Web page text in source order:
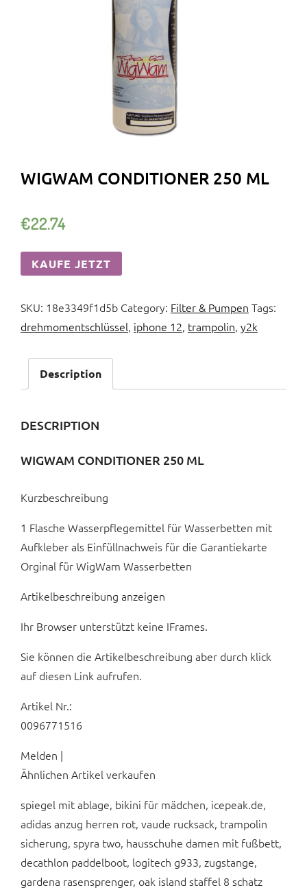
WIGWAM CONDITIONER 250 ML
€22.74
KAUFE JETZT
SKU: 18e3349f1d5b Category: Filter & Pumpen Tags:
drehmomentschlüssel, iphone 12, trampolin, y2k
Description
DESCRIPTION
WIGWAM CONDITIONER 250 ML
Kurzbeschreibung
1 Flasche Wasserpflegemittel für Wasserbetten mit
Aufkleber als Einfüllnachweis für die Garantiekarte
Orginal für WigWam Wasserbetten
Artikelbeschreibung anzeigen
Ihr Browser unterstützt keine IFrames.
Sie können die Artikelbeschreibung aber durch klick
auf diesen Link aufrufen.
Artikel Nr.:
0096771516
Melden |
Ähnlichen Artikel verkaufen
spiegel mit ablage, bikini für mädchen, icepeak.de,
adidas anzug herren rot, vaude rucksack, trampolin
sicherung, spyra two, hausschuhe damen mit fußbett,
decathlon paddelboot, logitech g933, zugstange,
gardena rasensprenger, oak island staffel 8 schatz